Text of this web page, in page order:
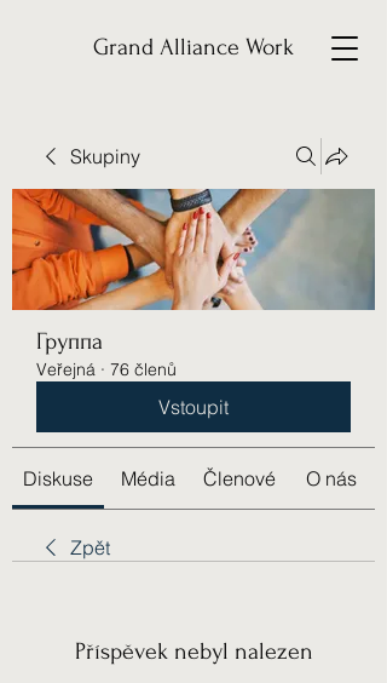
Grand Alliance Work
Skupiny
Группа
Veřejná · 76 členů
Vstoupit
Diskuse Média Členové O nás
Zpět
Příspěvek nebyl nalezen